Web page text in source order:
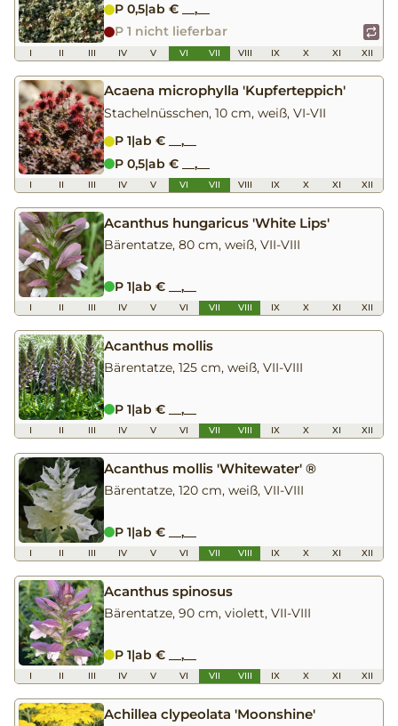
P 0,5|ab € __,__
P 1 nicht lieferbar
I II III IV V VI VII VIII IX X XI XII
Acaena microphylla 'Kupferteppich'
Stachelnüsschen, 10 cm, weiß, VI-VII
P 1|ab € __,__
P 0,5|ab € __,__
I II III IV V VI VII VIII IX X XI XII
Acanthus hungaricus 'White Lips'
Bärentatze, 80 cm, weiß, VII-VIII
P 1|ab € __,__
I II III IV V VI VII VIII IX X XI XII
Acanthus mollis
Bärentatze, 125 cm, weiß, VII-VIII
P 1|ab € __,__
I II III IV V VI VII VIII IX X XI XII
Acanthus mollis 'Whitewater' ®
Bärentatze, 120 cm, weiß, VII-VIII
P 1|ab € __,__
I II III IV V VI VII VIII IX X XI XII
Acanthus spinosus
Bärentatze, 90 cm, violett, VII-VIII
P 1|ab € __,__
I II III IV V VI VII VIII IX X XI XII
Achillea clypeolata 'Moonshine'